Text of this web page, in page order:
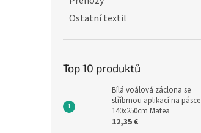
Ostatní textil
Top 10 produktů
Bílá voálová záclona se
stříbrnou aplikací na pásce
140x250cm Matea
12,35 €